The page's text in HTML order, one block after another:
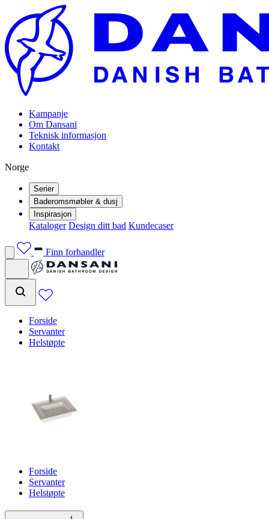
Kampanje
Om Dansani
Teknisk informasjon
Kontakt
Norge
Serier
Baderomsmøbler & dusj
Inspirasjon
Kataloger Design ditt bad Kundecaser
Finn forhandler
Forside
Servanter
Helstøpte
Forside
Servanter
Helstøpte